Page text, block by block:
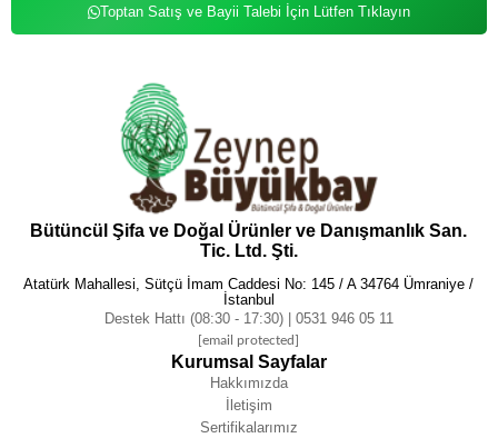
Toptan Satış ve Bayii Talebi İçin Lütfen Tıklayın
Bütüncül Şifa ve Doğal Ürünler ve Danışmanlık San.
Tic. Ltd. Şti.
Atatürk Mahallesi, Sütçü İmam Caddesi No: 145 / A 34764 Ümraniye /
İstanbul
Destek Hattı (08:30 - 17:30) | 0531 946 05 11
[email protected]
Kurumsal Sayfalar
Hakkımızda
İletişim
Sertifikalarımız